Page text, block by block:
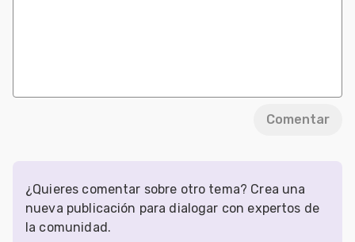
Comentar
¿Quieres comentar sobre otro tema? Crea una
nueva publicación para dialogar con expertos de
la comunidad.